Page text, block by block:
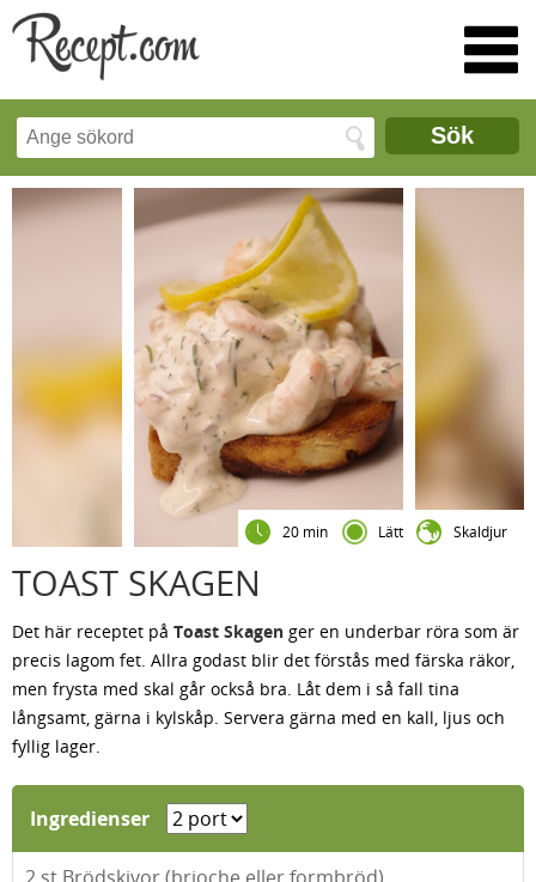
Sök
20 min Lätt Skaldjur
TOAST SKAGEN
Det här receptet på Toast Skagen ger en underbar röra som är
precis lagom fet. Allra godast blir det förstås med färska räkor,
men frysta med skal går också bra. Låt dem i så fall tina
långsamt, gärna i kylskåp. Servera gärna med en kall, ljus och
fyllig lager.
Ingredienser